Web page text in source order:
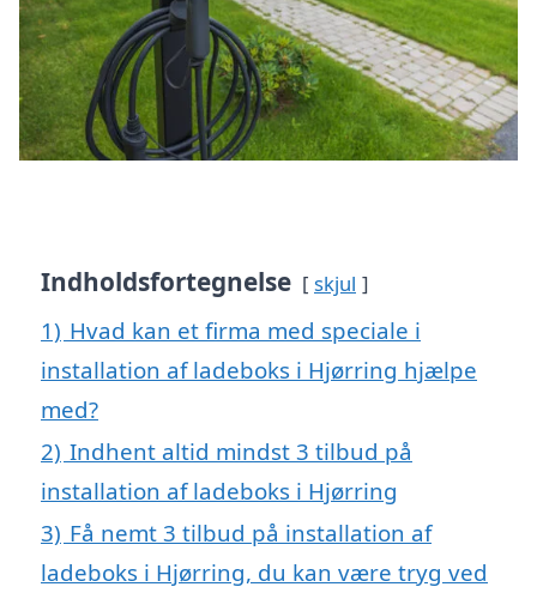
Indholdsfortegnelse skjul
1) Hvad kan et firma med speciale i
installation af ladeboks i Hjørring hjælpe
med?
2) Indhent altid mindst 3 tilbud på
installation af ladeboks i Hjørring
3) Få nemt 3 tilbud på installation af
ladeboks i Hjørring, du kan være tryg ved